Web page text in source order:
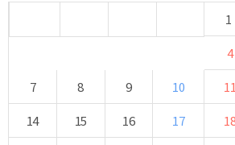
1
4
7
8 9 10 11
14
15 16 17